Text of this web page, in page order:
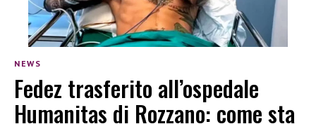
NEWS
Fedez trasferito all’ospedale
Humanitas di Rozzano: come sta